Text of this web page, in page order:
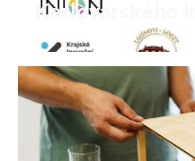
Karlovarského